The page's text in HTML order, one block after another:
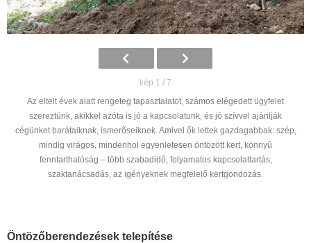
kép 1 / 7
Az eltelt évek alatt rengeteg tapasztalatot, számos elégedett ügyfelet
szereztünk, akikkel azóta is jó a kapcsolatunk, és jó szívvel ajánlják
cégünket barátaiknak, ismerõseiknek. Amivel ők lettek gazdagabbak: szép,
mindig virágos, mindenhol egyenletesen öntözött kert, könnyû
fenntarthatóság – több szabadidő, folyamatos kapcsolattartás,
szaktanácsadás, az igényeknek megfelelő kertgondozás.
Öntözőberendezések telepítése